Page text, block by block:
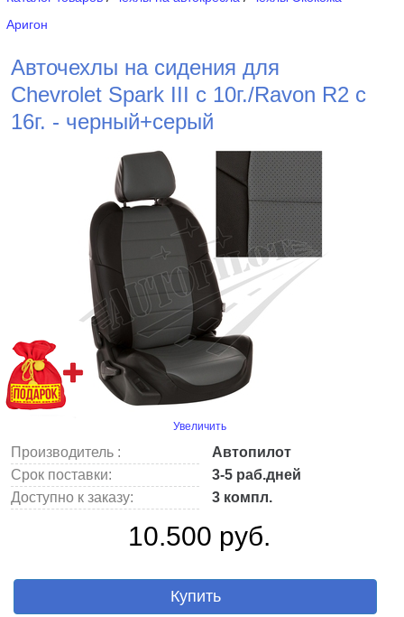
Аригон
Авточехлы на сидения для
Chevrolet Spark III с 10г./Ravon R2 с
16г. - черный+серый
Увеличить
Производитель :
Автопилот
Срок поставки:
3-5 раб.дней
Доступно к заказу:
3 компл.
10.500 руб.
Купить